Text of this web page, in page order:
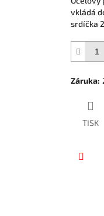
vkládá
srdíčka
Záruka:
TISK